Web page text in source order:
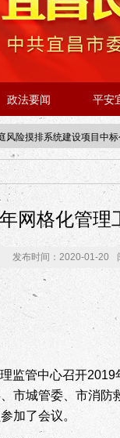
政法要闻 平安
风险摸排系统建设项目中
民大学入校工作提醒
网格化管
发布时间：2020-01-20
监管中心召开2019
市城管委、市消
加了会议。